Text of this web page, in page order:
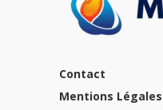
Contact
Mentions Légales